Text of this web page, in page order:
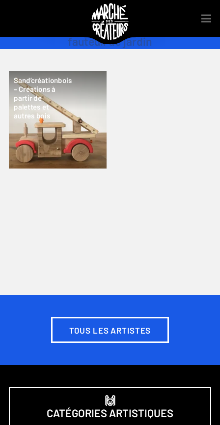
fauteuil de jardin
Sand’créationbois
– Créations à
partir de
palettes et
autres bois
TOUS LES ARTISTES
🙌
CATÉGORIES ARTISTIQUES